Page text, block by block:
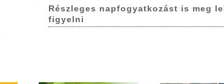
Részleges napfogyatkozást is meg
figyelni